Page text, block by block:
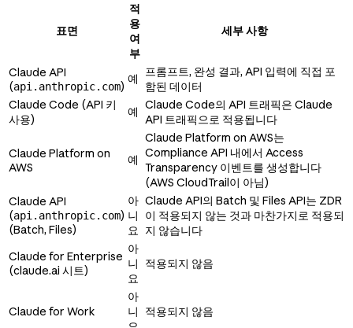
표면
적
용
여
부
세부 사항
Claude API
(api.anthropic.com)
예
프롬프트, 완성 결과, API 입력에 직접 포
함된 데이터
Claude Code (API 키
사용)
예 Claude Code의 API 트래픽은 Claude
API 트래픽으로 적용됩니다
Claude Platform on
AWS
예
Claude Platform on AWS는
Compliance API 내에서 Access
Transparency 이벤트를 생성합니다
(AWS CloudTrail이 아님)
Claude API
(api.anthropic.com)
(Batch, Files)
아
니
요
Claude API의 Batch 및 Files API는 ZDR
이 적용되지 않는 것과 마찬가지로 적용되
지 않습니다
Claude for Enterprise
(claude.ai 시트)
아
니
요
적용되지 않음
Claude for Work
아
니
적용되지 않음